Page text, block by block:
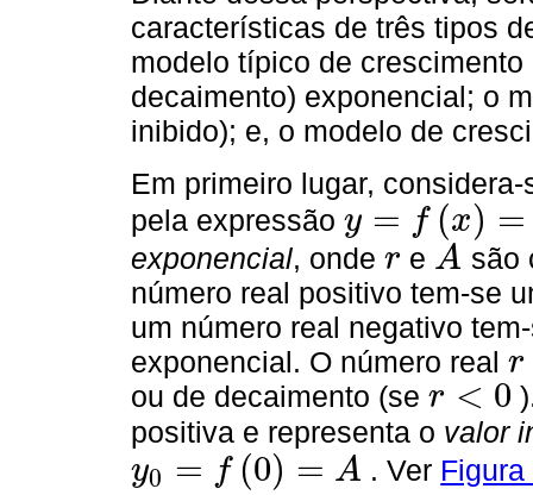
características de três tipos
modelo típico de
decaimento) exponencial; o
inibido); e, o modelo de
Em primeiro lugar,
pela expressão y = f (x) =
y= x=Ae
exponencial, onde r
r e A
A
são
número real positivo tem-se
um número real negativo
exponencial. O número real r
r
ou de decaimento (se r < 0
r<0
positiva e representa o valor
y0 = f (0) = A
y0=f =A . Ver Figura